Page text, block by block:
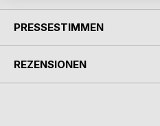
PRESSESTIMMEN
REZENSIONEN